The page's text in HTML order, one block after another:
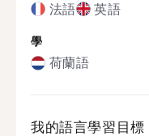
法語 英語
學
荷蘭語
我的語言學習目標